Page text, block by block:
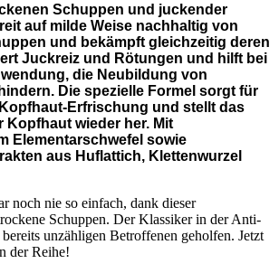
Schuppen und juckender
auf milde Weise nachhaltig von
und bekämpft gleichzeitig deren
Juckreiz und Rötungen und hilft bei
die Neubildung von
Die spezielle Formel sorgt für
Erfrischung und stellt das
Kopfhaut wieder her. Mit
Elementarschwefel sowie
aus Huflattich, Klettenwurzel
noch nie so einfach, dank dieser
Schuppen. Der Klassiker in der Anti-
unzähligen Betroffenen geholfen. Jetzt
der Reihe!